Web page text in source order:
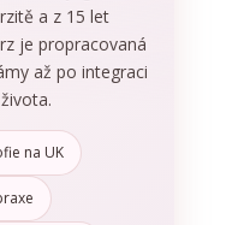
a z 15 let
je propracovaná
až po integraci
na UK